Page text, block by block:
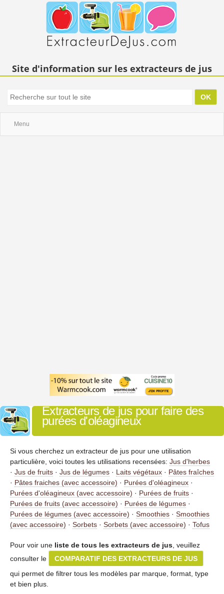
Site d'information sur les extracteurs de jus
Menu
Extracteurs de jus pour faire des
purées d'oléagineux
Si vous cherchez un extracteur de jus pour une utilisation
particulière, voici toutes les utilisations recensées: Jus d'herbes
· Jus de fruits · Jus de légumes · Laits végétaux · Pâtes fraîches
· Pâtes fraiches (avec accessoire) · Purées d'oléagineux ·
Purées d'oléagineux (avec accessoire) · Purées de fruits ·
Purées de fruits (avec accessoire) · Purées de légumes ·
Purées de légumes (avec accessoire) · Smoothies · Smoothies
(avec accessoire) · Sorbets · Sorbets (avec accessoire) · Tofus
Pour voir une liste de tous les extracteurs de jus , veuillez
consulter le
COMPARATIF DES EXTRACTEURS DE JUS
qui permet de filtrer tous les modèles par marque, format, type
et bien plus.